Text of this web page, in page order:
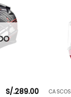
S/.289.00 CASCOS